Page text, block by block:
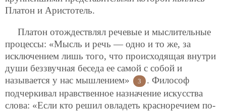
Платон и Аристотель.
Платон отождествлял речевые и мыслительные
процессы: «Мысль и речь — одно и то же, за
исключением лишь того, что происходящая внутри
души беззвучная беседа ее самой с собой и
называется у нас мышлением»
3
. Философ
подчеркивал нравственное назначение искусства
слова: «Если кто решил овладеть красноречием по-